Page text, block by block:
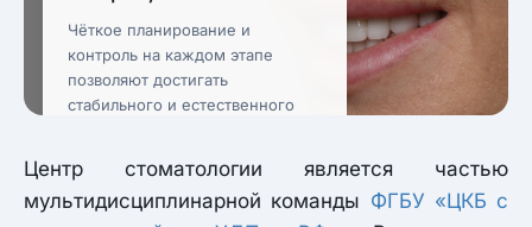
Чёткое планирование и
контроль на каждом этапе
позволяют достигать
стабильного и естественного
Центр стоматологии является частью
мультидисциплинарной команды ФГБУ «ЦКБ с